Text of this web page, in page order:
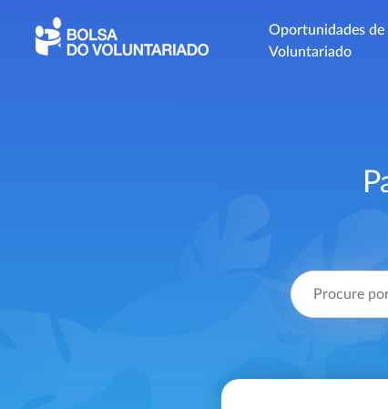
Oportunidades de
Voluntariado